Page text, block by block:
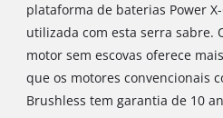
plataforma de baterias Power
utilizada com esta serra sabre.
motor sem escovas oferece
que os motores convencionais
Brushless tem garantia de 10